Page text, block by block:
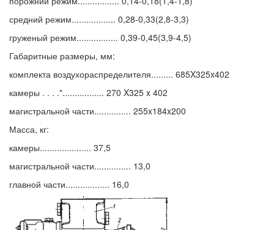
средний режим.................. 0,28-0,33(2,8-3,3)
груженый режим................. 0,39-0,45(3,9-4,5)
Габаритные размеры, мм:
комплекта воздухораспределителя......... 685X325x402
камеры . . . ."................. 270 X325 x 402
магистральной части............... 255x184x200
Масса, кг:
камеры..................... 37,5
магистральной части............... 13,0
главной части.................. 16,0